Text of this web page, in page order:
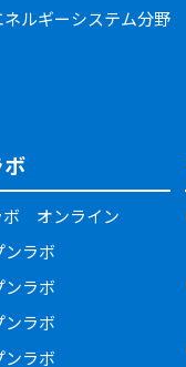
ルギーシステム分野
ボ オンライン
ンラボ
ンラボ
ンラボ
ンラボ